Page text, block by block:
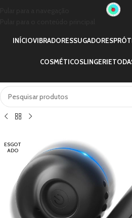
INÍCIOVIBRADORESSUGADORES
COSMÉTICOSLINGERIE
ESGOT
ADO